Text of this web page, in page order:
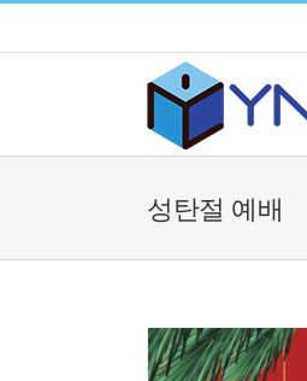
to
성탄절 예배